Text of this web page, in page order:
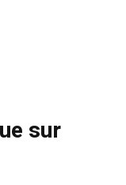
sur